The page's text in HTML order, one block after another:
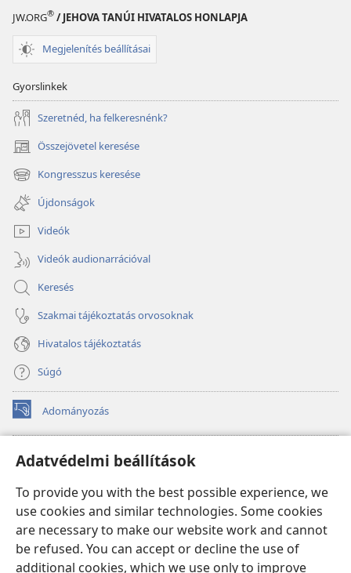
Adatvédelmi beállítások
To provide you with the best possible experience, we
use cookies and similar technologies. Some cookies
are necessary to make our website work and cannot
be refused. You can accept or decline the use of
additional cookies, which we use only to improve
JW.ORG® / JEHOVA TANÚI HIVATALOS HONLAPJA
Megjelenítés beállításai
Gyorslinkek
Szeretnéd, ha felkeresnénk?
Összejövetel keresése
(opens
new
window)
Kongresszus keresése
(opens
new
window)
Újdonságok
Videók
Videók audionarrációval
Keresés
Szakmai tájékoztatás orvosoknak
Hivatalos tájékoztatás
Súgó
Adományozás
(opens
new
Őrtorony ONLINE KÖNYVTÁR
(opens
window)JW Hub
(opens
new
window)JW Library
Watchtower Library